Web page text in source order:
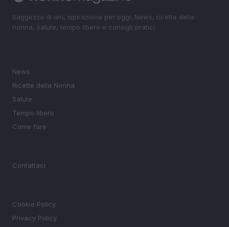
Saggezza di ieri, ispirazione per oggi. News, ricette della
nonna, salute, tempo libero e consigli pratici.
News
Ricette della Nonna
Salute
Tempo libero
Come fare
Contattaci
Cookie Policy
Privacy Policy